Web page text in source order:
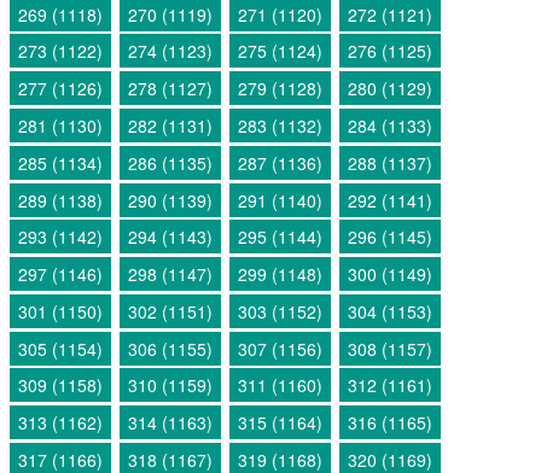
269 (1118)
270 (1119) 271 (1120)
272 (1121)
273 (1122)
274 (1123) 275 (1124)
276 (1125)
277 (1126)
278 (1127) 279 (1128)
280 (1129)
281 (1130)
282 (1131) 283 (1132)
284 (1133)
285 (1134)
286 (1135) 287 (1136)
288 (1137)
289 (1138)
290 (1139) 291 (1140)
292 (1141)
293 (1142)
294 (1143) 295 (1144)
296 (1145)
297 (1146)
298 (1147) 299 (1148)
300 (1149)
301 (1150)
302 (1151) 303 (1152)
304 (1153)
305 (1154)
306 (1155) 307 (1156)
308 (1157)
309 (1158)
310 (1159) 311 (1160)
312 (1161)
313 (1162)
314 (1163) 315 (1164)
316 (1165)
317 (1166)
318 (1167) 319 (1168)
320 (1169)